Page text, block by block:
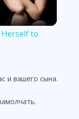
Herself to
и вашего сына.